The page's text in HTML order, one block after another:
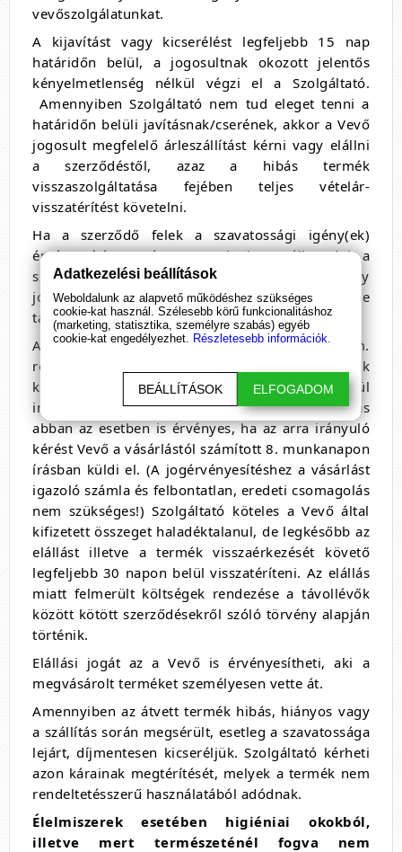
vevőszolgálatunkat.
A kijavítást vagy kicserélést legfeljebb 15 nap
határidőn belül, a jogosultnak okozott jelentős
kényelmetlenség nélkül végzi el a Szolgáltató.
Amennyiben Szolgáltató nem tud eleget tenni a
határidőn belüli javításnak/cserének, akkor a Vevő
jogosult megfelelő árleszállítást kérni vagy elállni
a szerződéstől, azaz a hibás termék
visszaszolgáltatása fejében teljes vételár-
visszatérítést követelni.
Ha a szerződő felek a szavatossági igény(ek)
érvényesítése során nem tudnak megállapodni, a
szerződésszegés tényének és a szavatossági igény
jogosságának kimondása bírósági hatáskörbe
tartozik.
A távollevők között kötött 17/1999. (II. 5.) Korm.
rendelet 4. § - a alapján a Vevő a termék
kézhezvételétől számított nyolc munkanapon belül
indokolás nélkül elállhat a vásárlástól. Az elállás
abban az esetben is érvényes, ha az arra irányuló
kérést Vevő a vásárlástól számított 8. munkanapon
írásban küldi el. (A jogérvényesítéshez a vásárlást
igazoló számla és felbontatlan, eredeti csomagolás
nem szükséges!) Szolgáltató köteles a Vevő által
kifizetett összeget haladéktalanul, de legkésőbb az
elállást illetve a termék visszaérkezését követő
legfeljebb 30 napon belül visszatéríteni. Az elállás
miatt felmerült költségek rendezése a távollévők
között kötött szerződésekről szóló törvény alapján
történik.
Elállási jogát az a Vevő is érvényesítheti, aki a
megvásárolt terméket személyesen vette át.
Amennyiben az átvett termék hibás, hiányos vagy
a szállítás során megsérült, esetleg a szavatossága
lejárt, díjmentesen kicseréljük. Szolgáltató kérheti
azon kárainak megtérítését, melyek a termék nem
rendeltetésszerű használatából adódnak.
Élelmiszerek esetében higiéniai okokból,
illetve mert természeténél fogva nem
Adatkezelési beállítások
Weboldalunk az alapvető működéshez szükséges
cookie-kat használ. Szélesebb körű funkcionalitáshoz
(marketing, statisztika, személyre szabás) egyéb
cookie-kat engedélyezhet. Részletesebb információk.
BEÁLLÍTÁSOK ELFOGADOM